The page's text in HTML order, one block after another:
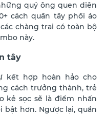
quý ông quen diện
cách quần tây phối áo
chàng trai có toàn bộ
này.
tây
kết hợp hoàn hảo cho
cách trưởng thành, trẻ
kẻ sọc sẽ là điểm nhấn
hơn. Ngược lại, quần